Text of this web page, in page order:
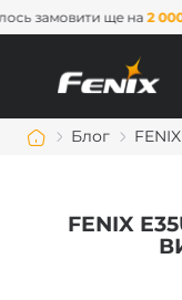
ще на2 000 грн
Блог
​FENIX